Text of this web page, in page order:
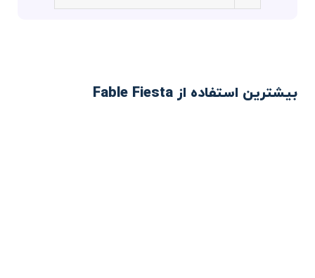
بیشترین استفاده از Fable Fiesta